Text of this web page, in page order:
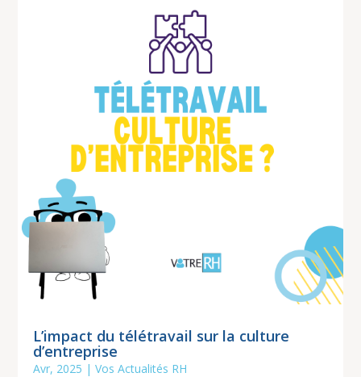
L’impact du télétravail sur la culture
d’entreprise
Avr, 2025 |Vos Actualités RH